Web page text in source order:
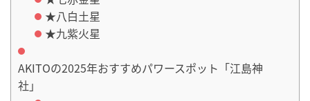
★八白土星
★九紫火星
AKITOの2025年おすすめパワースポット「江島神
社」